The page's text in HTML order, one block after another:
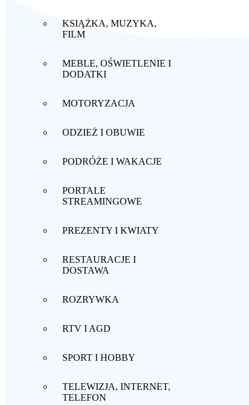
KSIĄŻKA, MUZYKA,
FILM
MEBLE, OŚWIETLENIE I
DODATKI
MOTORYZACJA
ODZIEŻ I OBUWIE
PODRÓŻE I WAKACJE
PORTALE
STREAMINGOWE
PREZENTY I KWIATY
RESTAURACJE I
DOSTAWA
ROZRYWKA
RTV I AGD
SPORT I HOBBY
TELEWIZJA, INTERNET,
TELEFON